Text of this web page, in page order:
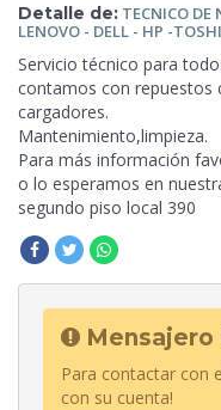
Detalle de: TECNICO DE
LENOVO - DELL - HP -
Servicio técnico para
contamos con repuestos
cargadores.
Mantenimiento,limpieza.
Para más información
o lo esperamos en
segundo piso local 390
Mensajero
Para contactar con
con su cuenta!